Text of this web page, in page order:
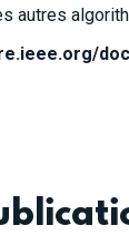
autres